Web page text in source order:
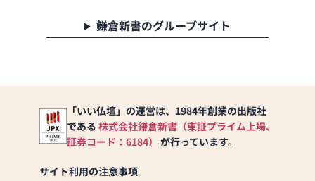
クーポンを発行の上、お気
鎌倉新書のグループサイト
「いい仏壇」の運営は、1984年創業の出版社
である 株式会社鎌倉新書（東証プライム上場、
証券コード：6184） が行っています。
サイト利用の注意事項